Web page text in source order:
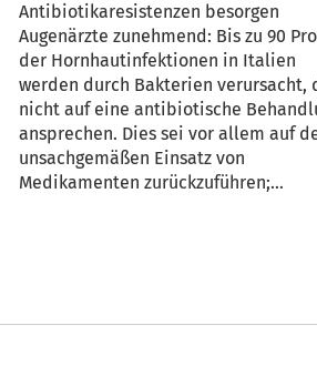
Antibiotikaresistenzen besorgen
Augenärzte zunehmend: Bis zu 90
der Hornhautinfektionen in Italien
werden durch Bakterien verursacht,
nicht auf eine antibiotische
ansprechen. Dies sei vor allem auf
unsachgemäßen Einsatz von
Medikamenten zurückzuführen;